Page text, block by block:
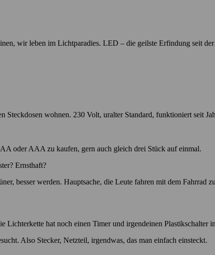
wir leben im Lichtparadies. LED – die geilste Erfindung seit
wohnen. 230 Volt, uralter Standard, funktioniert seit
oder AAA zu kaufen, gern auch gleich drei Stück auf einmal.
Ernsthaft?
besser werden. Hauptsache, die Leute fahren mit dem Fahrrad
Lichterkette hat noch einen Timer und irgendeinen Plastikschalter
Also Stecker, Netzteil, irgendwas, das man einfach einsteckt.